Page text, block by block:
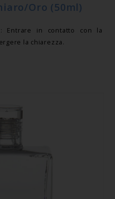
Oro (50ml)
Entrare in contatto con la
la chiarezza.